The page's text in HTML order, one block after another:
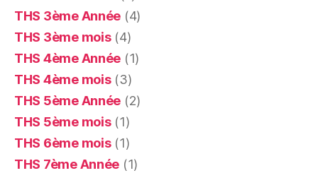
THS 3ème Année (4)
THS 3ème mois(4)
THS 4ème Année (1)
THS 4ème mois(3)
THS 5ème Année (2)
THS 5ème mois(1)
THS 6ème mois(1)
THS 7ème Année (1)